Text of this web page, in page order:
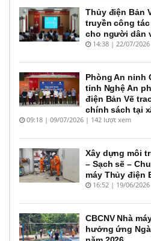
Thủy điện Bản
truyền công
cho người dân
14:38 | 22/07/
Phòng An ninh
tỉnh Nghệ An
điện Bản Vẽ
chính sách tại
09:18 | 09/07/2026 | 142 lượt xem
Xây dựng môi
– Sạch sẽ –
máy Thủy điện
16:52 | 19/06/
CBCNV Nhà
hưởng ứng